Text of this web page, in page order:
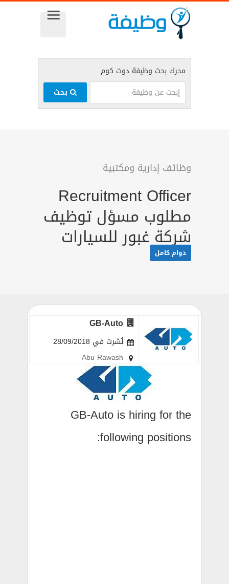
وظائف إدارية ومكتبية
Recruitment Officer
مطلوب مسؤل توظيف
شركة غبور للسيارات
دوام كامل
GB-Auto
نُشرت في 28/09/2018
Abu Rawash
GB-Auto is hiring for the
following positions: